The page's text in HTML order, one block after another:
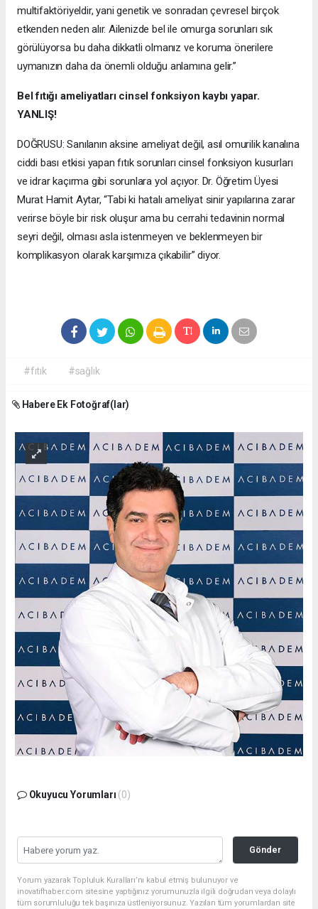
multifaktöriyeldir, yani genetik ve sonradan çevresel birçok
etkenden neden alır. Ailenizde bel ile omurga sorunları sık
görülüyorsa bu daha dikkatli olmanız ve koruma önerilere
uymanızın daha da önemli olduğu anlamına gelir.”
Bel fıtığı ameliyatları cinsel fonksiyon kaybı yapar.
YANLIŞ!
DOĞRUSU: Sanılanın aksine ameliyat değil, asıl omurilik kanalına
ciddi bası etkisi yapan fıtık sorunları cinsel fonksiyon kusurları
ve idrar kaçırma gibi sorunlara yol açıyor. Dr. Öğretim Üyesi
Murat Hamit Aytar, “Tabi ki hatalı ameliyat sinir yapılarına zarar
verirse böyle bir risk oluşur ama bu cerrahi tedavinin normal
seyri değil, olması asla istenmeyen ve beklenmeyen bir
komplikasyon olarak karşımıza çıkabilir” diyor.
#fıtık #sağlık
Habere Ek Fotoğraf(lar)
Okuyucu Yorumları (0)
Gönder
Yorum yazarak Topluluk Kuralları’nı kabul etmiş bulunuyor ve
inovatifhaber.com sitesine yaptığınız yorumunuzla ilgili doğrudan veya dolaylı
tüm sorumluluğu tek başınıza üstleniyorsunuz. Yazılan tüm yorumlardan site